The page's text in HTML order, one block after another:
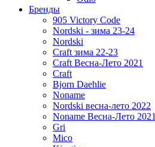
Бренды
905 Victory Code
Nordski - зима 23-24
Nordski
Craft зима 22-23
Craft Весна-Лето 2021
Craft
Bjorn Daehlie
Noname
Nordski весна-лето 2022
Noname Весна-Лето 2021
Gri
Mico